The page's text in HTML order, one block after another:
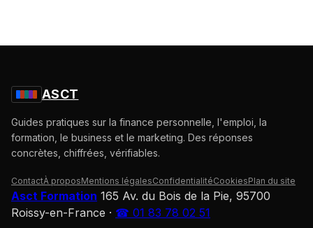
ASCT
Guides pratiques sur la finance personnelle, l'emploi, la
formation, le business et le marketing. Des réponses
concrètes, chiffrées, vérifiables.
ContactÀ proposMentions légalesConfidentialitéCookiesPlan du site
Asct Formation 165 Av. du Bois de la Pie, 95700
Roissy-en-France · ☎ 01 83 78 02 51